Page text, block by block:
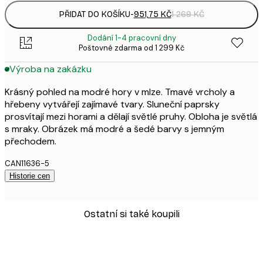
PŘIDAT DO KOŠÍKU-951,75 KČ1 269 KČ
Dodání 1-4 pracovní dny
Poštovné zdarma od 1 299 Kč
Výroba na zakázku
Krásný pohled na modré hory v mlze. Tmavé vrcholy a
hřebeny vytvářejí zajímavé tvary. Sluneční paprsky
prosvítají mezi horami a dělají světlé pruhy. Obloha je světlá
s mraky. Obrázek má modré a šedé barvy s jemným
přechodem.
CAN11636-5
Historie cen
Ostatní si také koupili